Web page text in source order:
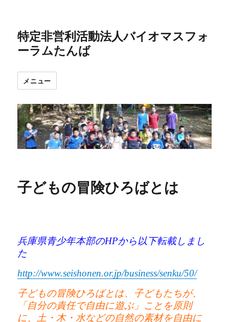
特定非営利活動法人バイオマスフォ
ーラムたんば
メニュー
子どもの冒険ひろばとは
兵庫県青少年本部のHPから以下転載しまし
た
http://www.seishonen.or.jp/business/senku/50/
子どもの冒険ひろばとは、子どもたちが、
「自分の責任で自由に遊ぶ」ことを原則
に、土・木・水などの自然の素材を自由に